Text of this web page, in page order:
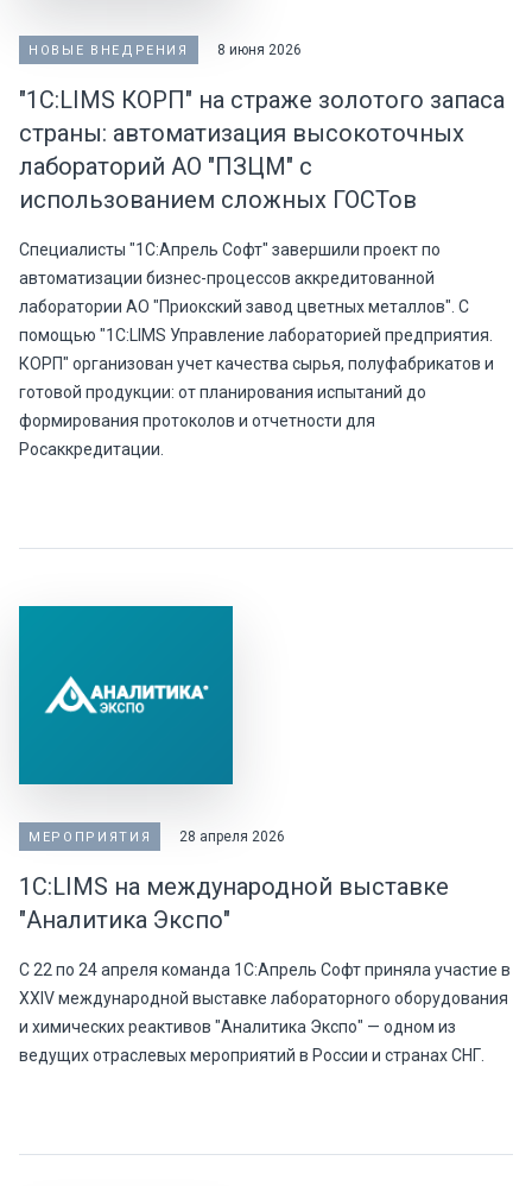
НОВЫЕ ВНЕДРЕНИЯ 8 июня 2026
"1С:LIMS КОРП" на страже золотого запаса
страны: автоматизация высокоточных
лабораторий АО "ПЗЦМ" с
использованием сложных ГОСТов
Специалисты "1С:Апрель Софт" завершили проект по
автоматизации бизнес-процессов аккредитованной
лаборатории АО "Приокский завод цветных металлов". С
помощью "1С:LIMS Управление лабораторией предприятия.
КОРП" организован учет качества сырья, полуфабрикатов и
готовой продукции: от планирования испытаний до
формирования протоколов и отчетности для
Росаккредитации.
МЕРОПРИЯТИЯ 28 апреля 2026
1С:LIMS на международной выставке
"Аналитика Экспо"
С 22 по 24 апреля команда 1С:Апрель Софт приняла участие в
XXIV международной выставке лабораторного оборудования
и химических реактивов "Аналитика Экспо" — одном из
ведущих отраслевых мероприятий в России и странах СНГ.